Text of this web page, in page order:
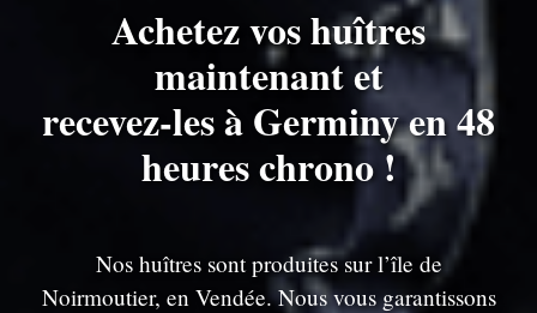
Achetez vos huîtres
maintenant et
recevez-les à Germiny en 48
heures chrono !
Nos huîtres sont produites sur l’île de
Noirmoutier, en Vendée. Nous vous garantissons